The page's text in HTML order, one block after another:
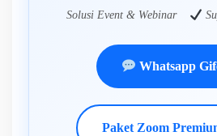
Solusi Event & Webinar
Whatsapp
Paket Zoom